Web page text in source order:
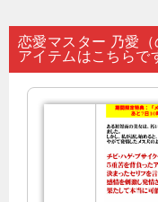
ナ
ビ
恋愛マスター 乃愛
アイテムはこちらで